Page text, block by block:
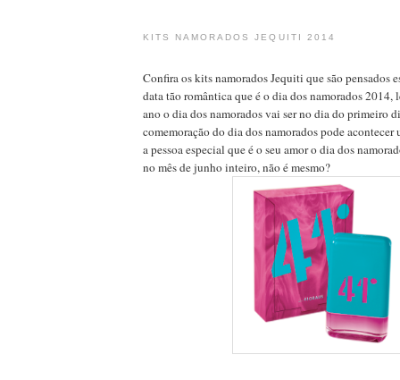
KITS NAMORADOS JEQUITI 2014
Confira os kits namorados Jequiti que são pensados
data tão romântica que é o dia dos namorados 2014,
ano o dia dos namorados vai ser no dia do primeiro
comemoração do dia dos namorados pode acontecer
a pessoa especial que é o seu amor o dia dos
no mês de junho inteiro, não é mesmo?